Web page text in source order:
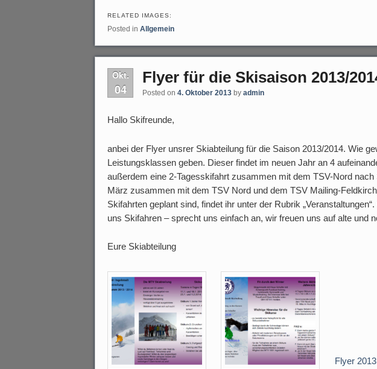
RELATED IMAGES:
Posted in Allgemein
Okt.
04
Flyer für die Skisaison 2013/
Posted on 4. Oktober 2013 by admin
Hallo Skifreunde,
anbei der Flyer unsrer Skiabteilung für die Saison 2013/2014. Wie
Leistungsklassen geben. Dieser findet im neuen Jahr an 4
außerdem eine 2-Tagesskifahrt zusammen mit dem TSV-Nord
März zusammen mit dem TSV Nord und dem TSV Mailing-
Skifahrten geplant sind, findet ihr unter der Rubrik
uns Skifahren – sprecht uns einfach an, wir freuen uns auf alte und
Eure Skiabteilung
Flyer